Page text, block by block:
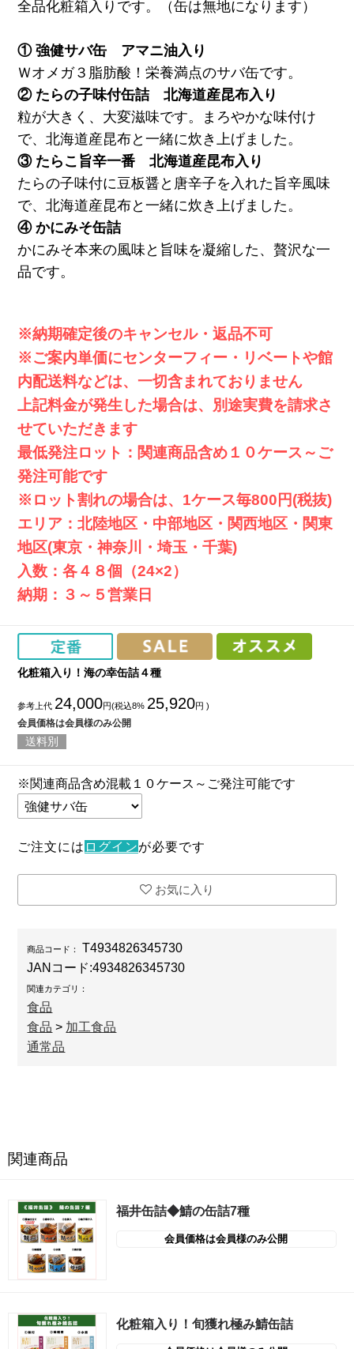
全品化粧箱入りです。（缶は無地になります）
① 強健サバ缶 アマニ油入り
Ｗオメガ３脂肪酸！栄養満点のサバ缶です。
② たらの子味付缶詰 北海道産昆布入り
粒が大きく、大変滋味です。まろやかな味付け
で、北海道産昆布と一緒に炊き上げました。
③ たらこ旨辛一番 北海道産昆布入り
たらの子味付に豆板醤と唐辛子を入れた旨辛風味
で、北海道産昆布と一緒に炊き上げました。
④ かにみそ缶詰
かにみそ本来の風味と旨味を凝縮した、贅沢な一
品です。
※納期確定後のキャンセル・返品不可
※ご案内単価にセンターフィー・リベートや館
内配送料などは、一切含まれておりません
上記料金が発生した場合は、別途実費を請求さ
せていただきます
最低発注ロット：関連商品含め１０ケース～ご
発注可能です
※ロット割れの場合は、1ケース毎800円(税抜)
エリア：北陸地区・中部地区・関西地区・関東
地区(東京・神奈川・埼玉・千葉)
入数：各４８個（24×2）
納期：３～５営業日
化粧箱入り！海の幸缶詰４種
参考上代 24,000円(税込8% 25,920円 )
会員価格は会員様のみ公開
送料別
※関連商品含め混載１０ケース～ご発注可能です
ご注文には ログインが必要です
お気に入り
商品コード：
T4934826345730
JANコード:4934826345730
関連カテゴリ：
食品
食品 > 加工食品
通常品
関連商品
福井缶詰◆鯖の缶詰7種
会員価格は会員様のみ公開
化粧箱入り！旬獲れ極み鯖缶詰